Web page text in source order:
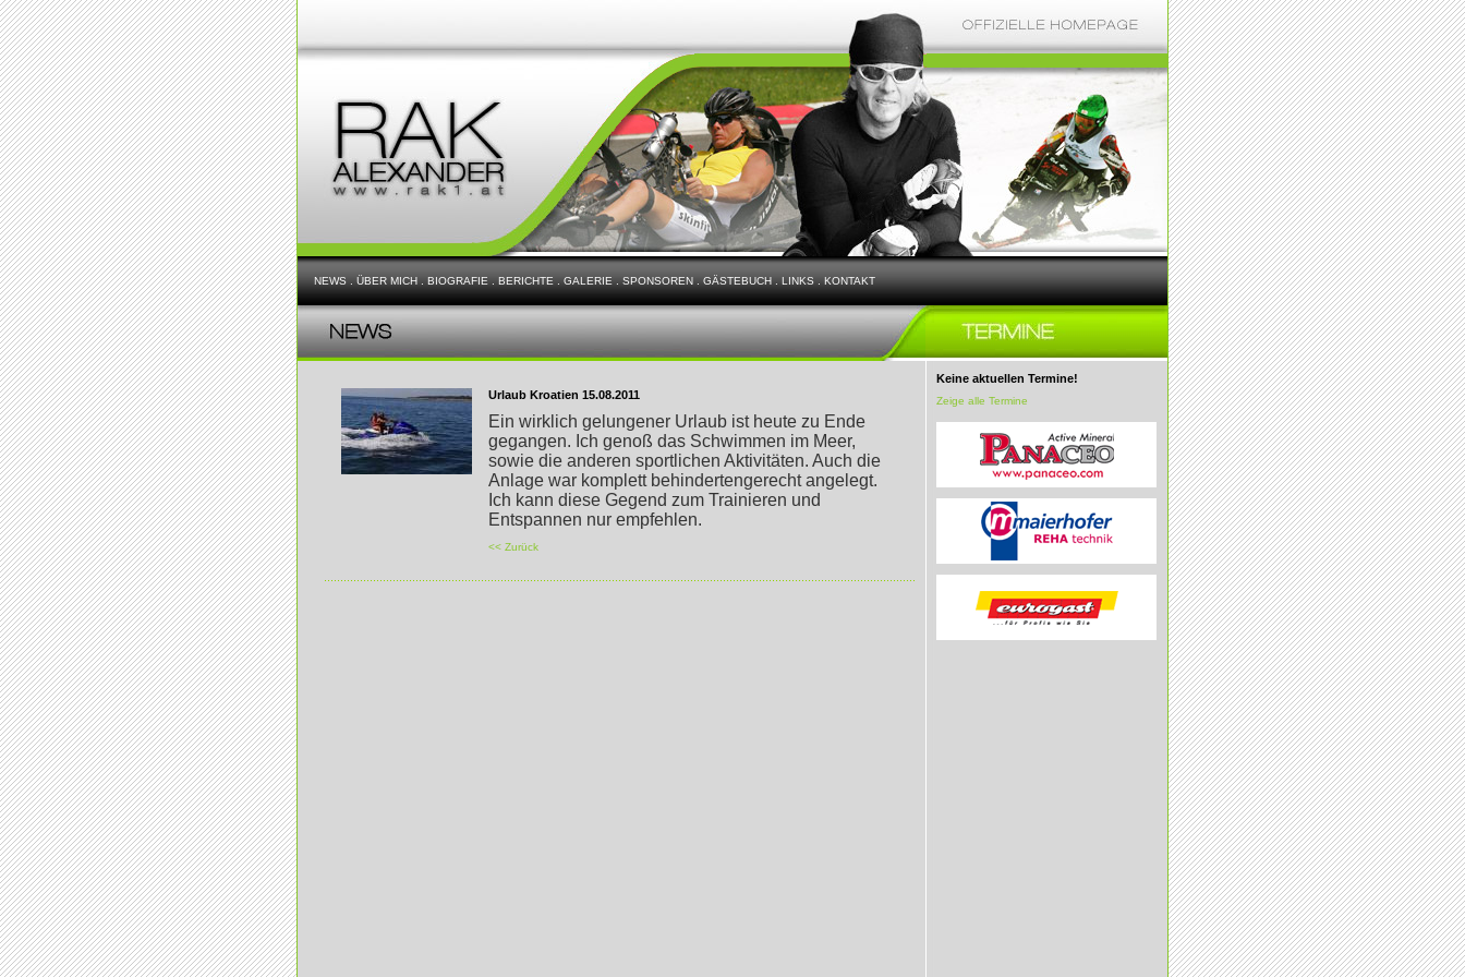
NEWS ÜBER MICH BIOGRAFIE BERICHTE GALERIE SPONSOREN GÄSTEBUCH LINKS KONTAKT
Urlaub Kroatien 15.08.2011
Ein wirklich gelungener Urlaub ist heute zu Ende
gegangen. Ich genoß das Schwimmen im Meer,
sowie die anderen sportlichen Aktivitäten. Auch die
Anlage war komplett behindertengerecht angelegt.
Ich kann diese Gegend zum Trainieren und
Entspannen nur empfehlen.
<< Zurück
Keine aktuellen Termine!
Zeige alle Termine